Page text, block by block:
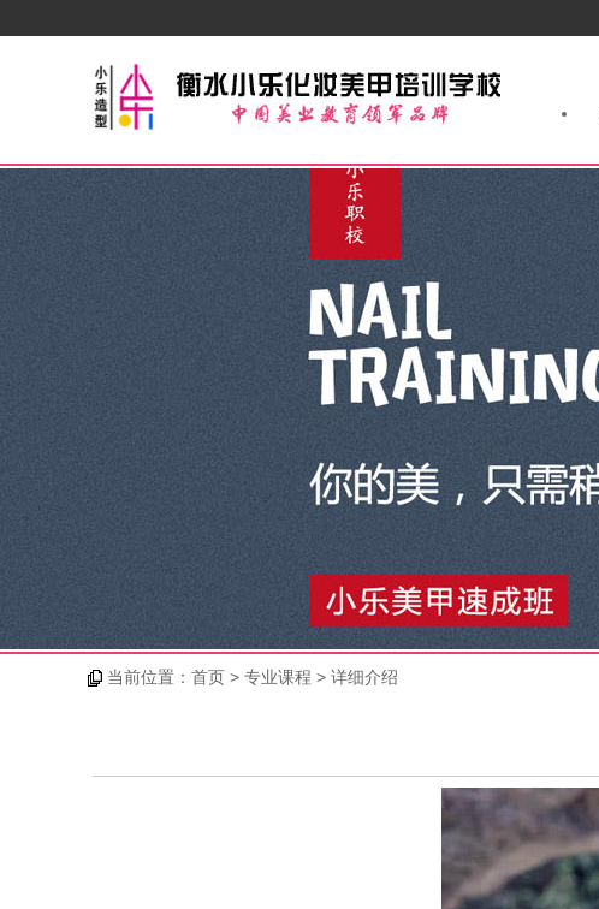
当前位置： 首页 > 专业课程 > 详细介绍